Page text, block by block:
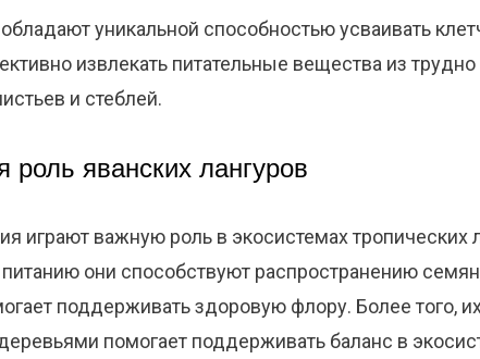
уникальной способностью усваивать
извлекать питательные вещества из трудно
и стеблей.
роль яванских лангуров
играют важную роль в экосистемах тропических
они способствуют распространению
поддерживать здоровую флору. Более того,
помогает поддерживать баланс в